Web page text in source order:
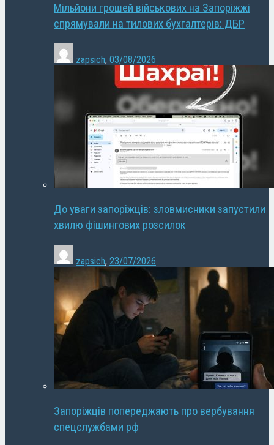
Мільйони грошей військових на Запоріжжі
спрямували на тилових бухгалтерів: ДБР
zapsich, 03/08/2026
До уваги запоріжців: зловмисники запустили
хвилю фішингових розсилок
zapsich, 23/07/2026
Запоріжців попереджають про вербування
спецслужбами рф